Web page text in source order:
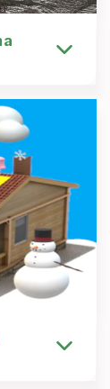
ry:n
Toivonen
lisää